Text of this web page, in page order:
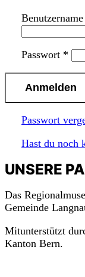
Passwort *
Passwort
Hast du noch
UNSERE
Das
Gemeinde
Mitunterstützt
Kanton Bern.